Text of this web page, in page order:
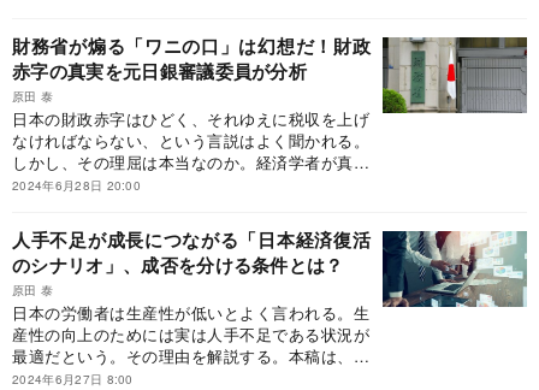
年）でも85.8％となる。すなわち、さまざまな統
計をチェックしても、日本の大企業と中小企業の
給与格差は国際的に小さい。今回は、この格差
が、これまでどのように推移してきたか、そし
て、その意味は何かについて考えてみたい。
財務省が煽る「ワニの口」は幻想だ！財政
赤字の真実を元日銀審議委員が分析
原田 泰
日本の財政赤字はひどく、それゆえに税収を上げ
なければならない、という言説はよく聞かれる。
しかし、その理屈は本当なのか。経済学者が真偽
を解説する。本稿は、原田泰著『日本人の賃金を
編集したものです。
2024年6月28日 20:00
人手不足が成長につながる「日本経済復活
のシナリオ」、成否を分ける条件とは？
原田 泰
日本の労働者は生産性が低いとよく言われる。生
産性の向上のためには実は人手不足である状況が
最適だという。その理由を解説する。本稿は、原
田泰著『日本人の賃金を上げる唯一の方法』
2024年6月27日 8:00